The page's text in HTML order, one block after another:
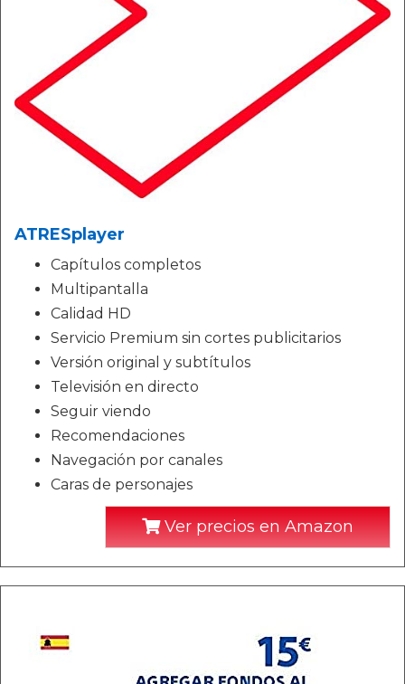
ATRESplayer
Capítulos completos
Multipantalla
Calidad HD
Servicio Premium sin cortes publicitarios
Versión original y subtítulos
Televisión en directo
Seguir viendo
Recomendaciones
Navegación por canales
Caras de personajes
Ver precios en Amazon